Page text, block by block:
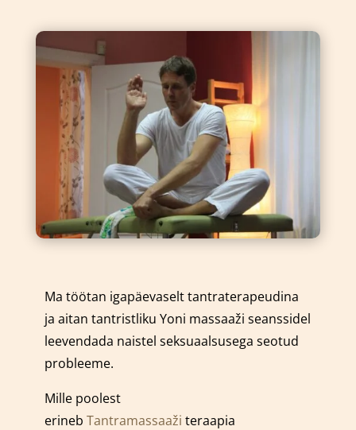
Ma töötan igapäevaselt tantraterapeudina
ja aitan tantristliku Yoni massaaži seanssidel
leevendada naistel seksuaalsusega seotud
probleeme.
Mille poolest
erineb Tantramassaaži teraapia